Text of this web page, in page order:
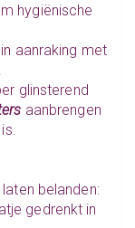
hygiënische
aanraking met
glinsterend
aanbrengen
belanden:
gedrenkt in